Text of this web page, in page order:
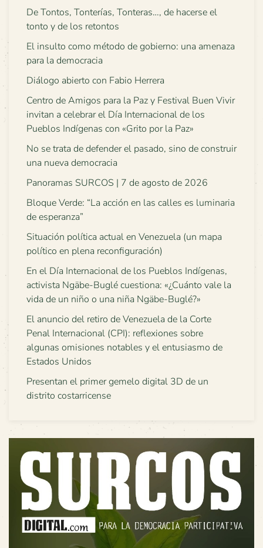
De Tontos, Tonterías, Tonteras…, de hacerse el
tonto y de los retontos
El insulto como método de gobierno: una amenaza
para la democracia
Diálogo abierto con Fabio Herrera
Centro de Amigos para la Paz y Festival Buen Vivir
invitan a celebrar el Día Internacional de los
Pueblos Indígenas con «Grito por la Paz»
No se trata de defender el pasado, sino de construir
una nueva democracia
Panoramas SURCOS | 7 de agosto de 2026
Bloque Verde: “La acción en las calles es luminaria
de esperanza”
Situación política actual en Venezuela (un mapa
político en plena reconfiguración)
En el Día Internacional de los Pueblos Indígenas,
activista Ngäbe-Buglé cuestiona: «¿Cuánto vale la
vida de un niño o una niña Ngäbe-Buglé?»
El anuncio del retiro de Venezuela de la Corte
Penal Internacional (CPI): reflexiones sobre
algunas omisiones notables y el entusiasmo de
Estados Unidos
Presentan el primer gemelo digital 3D de un
distrito costarricense